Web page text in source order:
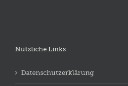
Nützliche Links
Datenschutzerklärung